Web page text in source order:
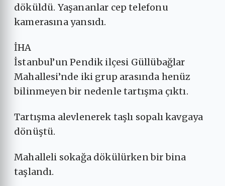
döküldü. Yaşananlar cep telefonu
kamerasına yansıdı.
İHA
İstanbul’un Pendik ilçesi Güllübağlar
Mahallesi’nde iki grup arasında henüz
bilinmeyen bir nedenle tartışma çıktı.
Tartışma alevlenerek taşlı sopalı kavgaya
dönüştü.
Mahalleli sokağa dökülürken bir bina
taşlandı.